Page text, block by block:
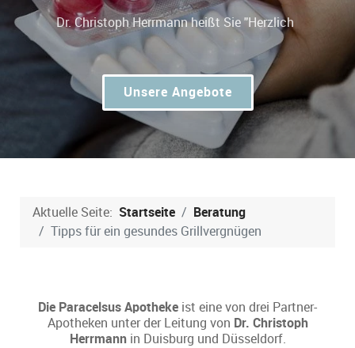
Dr.|
Unsere Angebote
Aktuelle Seite: Startseite
Beratung
Tipps für ein gesundes Grillvergnügen
Die Paracelsus Apotheke ist eine von drei Partner-
Apotheken unter der Leitung von Dr. Christoph
Herrmannin Duisburg und Düsseldorf.